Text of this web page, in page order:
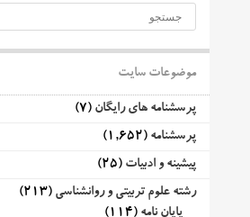
موضوعات سایت
پرسشنامه های رایگان (7)
پرسشنامه (1,652)
پیشینه و ادبیات (25)
رشته علوم تربیتی و روانشناسی (213)
پایان نامه (114)